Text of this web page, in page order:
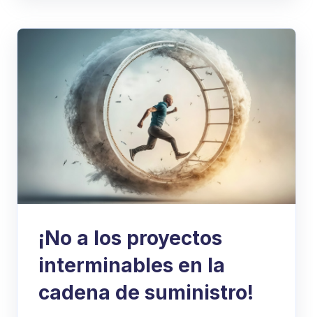
¡No a los proyectos
interminables en la
cadena de suministro!